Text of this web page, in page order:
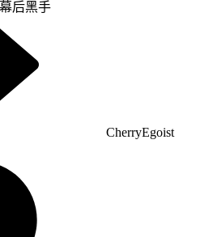
后黑手
CherryEgoist